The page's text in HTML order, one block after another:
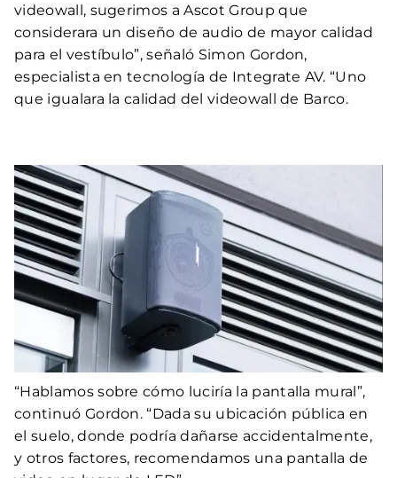
videowall, sugerimos a Ascot Group que
considerara un diseño de audio de mayor calidad
para el vestíbulo”, señaló Simon Gordon,
especialista en tecnología de Integrate AV. “Uno
que igualara la calidad del videowall de Barco.
“Hablamos sobre cómo luciría la pantalla mural”,
continuó Gordon. “Dada su ubicación pública en
el suelo, donde podría dañarse accidentalmente,
y otros factores, recomendamos una pantalla de